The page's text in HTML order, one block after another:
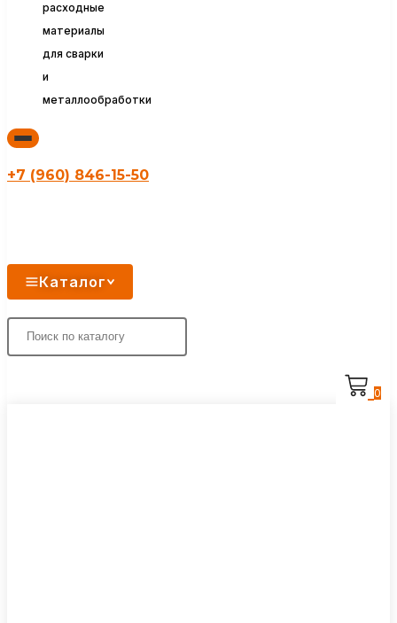
расходные
материалы
для сварки
и
металлообработки
+7 (960) 846-15-50
Каталог
0